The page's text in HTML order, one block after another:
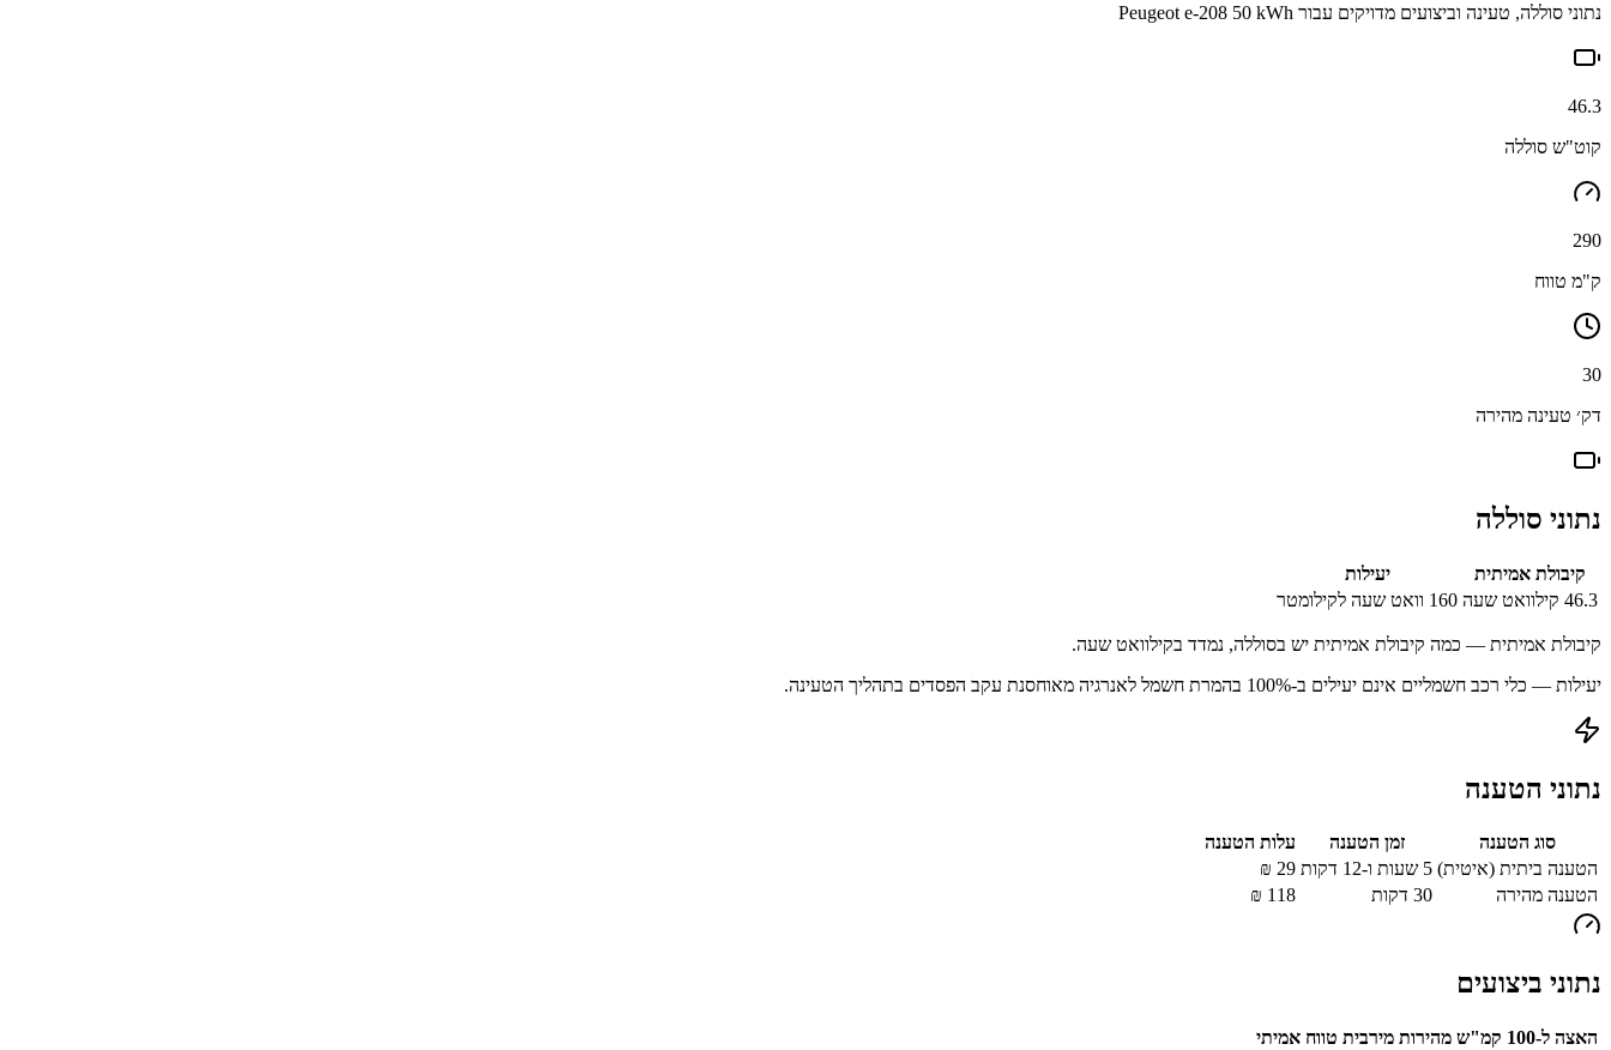
נתוני סוללה, טעינה וביצועים מדויקים עבור Peugeot e-208 50 kWh
46.3
קוט"ש סוללה
290
ק"מ טווח
30
דק׳ טעינה מהירה
נתוני סוללה
קיבולת אמיתית
יעילות
46.3 קילוואט שעה 160 וואט שעה לקילומטר
קיבולת אמיתית — כמה קיבולת אמיתית יש בסוללה, נמדד בקילוואט שעה.
יעילות — כלי רכב חשמליים אינם יעילים ב-100% בהמרת חשמל לאנרגיה מאוחסנת עקב הפסדים בתהליך הטעינה.
נתוני הטענה
סוג הטענה זמן הטענה
עלות הטענה
הטענה ביתית (איטית) 5 שעות ו-12 דקות 29
₪
הטענה מהירה
30 דקות 118
₪
נתוני ביצועים
האצה ל-100 קמ"ש מהירות מירבית טווח אמיתי